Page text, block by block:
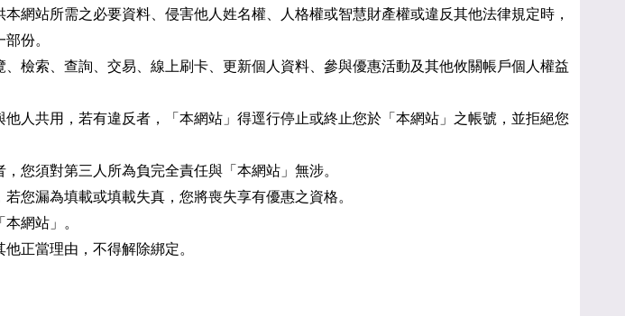
網站所需之必要資料、侵害他人姓名權、人格權或智慧財產權或違反其他法律規定時，
份。
檢索、查詢、交易、線上刷卡、更新個人資料、參與優惠活動及其他攸關帳戶個人權益
人共用，若有違反者，「本網站」得逕行停止或終止您於「本網站」之帳號，並拒絕您
您須對第三人所為負完全責任與「本網站」無涉。
您漏為填載或填載失真，您將喪失享有優惠之資格。
網站」。
正當理由，不得解除綁定。